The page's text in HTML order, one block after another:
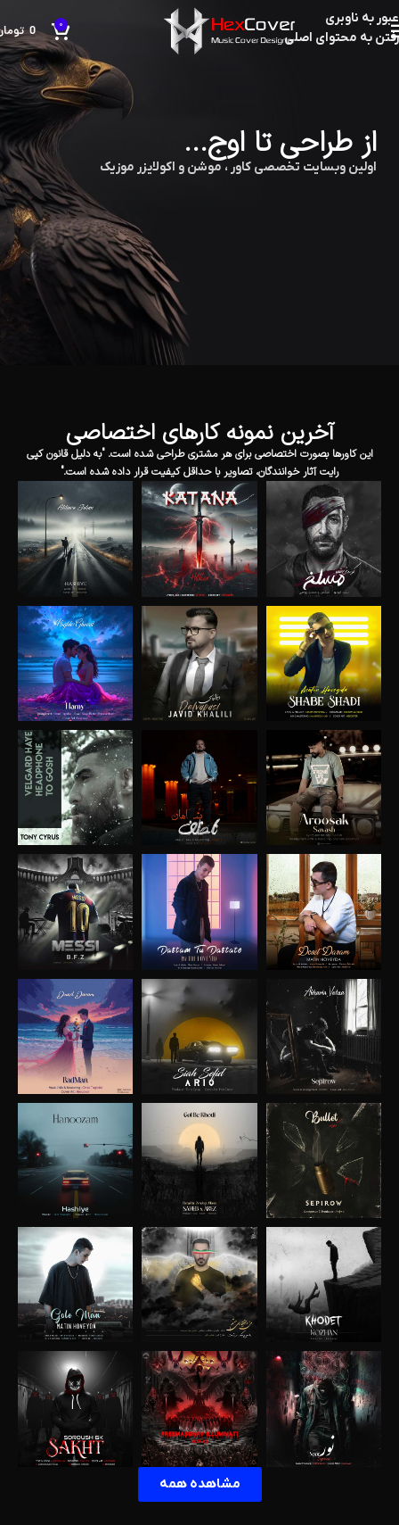
عبور به ناوبری
رفتن به محتوای اصلی
0
0
از طراحی تا اوج...
اولین وبسایت تخصصی کاور ، موشن و اکولایزر موزیک
آخرین نمونه کارهای اختصاصی
این کاورها بصورت اختصاصی برای هر مشتری طراحی شده است. "به دلیل قانون کپی
رایت آثار خوانندگان، تصاویر با حداقل کیفیت قرار داده شده است."
مشاهده همه